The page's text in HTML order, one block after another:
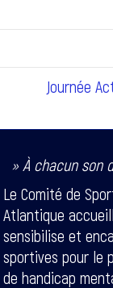
Journée
» À chacun son
Le Comité de
Atlantique
sensibilise et
sportives pour le
de handicap